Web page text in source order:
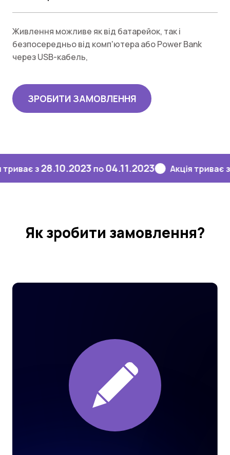
Живлення можливе як від батарейок, так і
безпосередньо від комп'ютера або Power Bank
через USB-кабель,
ЗРОБИТИ ЗАМОВЛЕННЯ
з28.10.2023по04.11.2023 Акція триває з
Як зробити замовлення?